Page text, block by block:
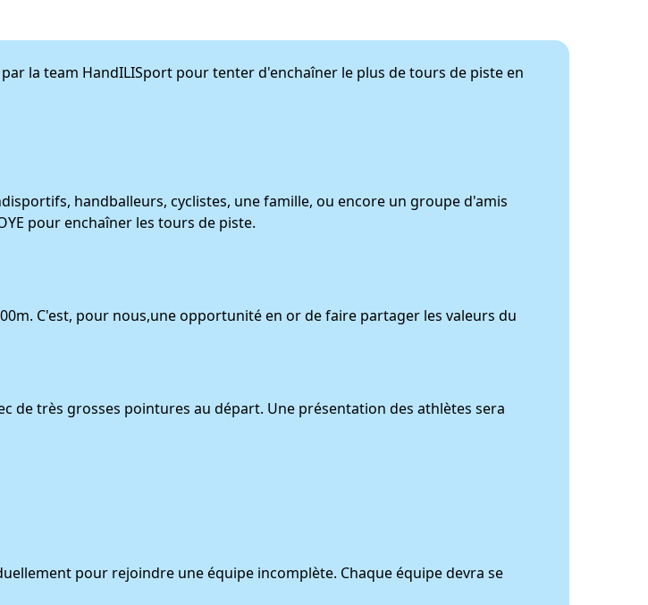
la team HandILISport pour tenter d'enchaîner le plus de tours de piste en
handballeurs, cyclistes, une famille, ou encore un groupe d'amis
pour enchaîner les tours de piste.
C'est, pour nous,une opportunité en or de faire partager les valeurs du
de très grosses pointures au départ. Une présentation des athlètes sera
pour rejoindre une équipe incomplète. Chaque équipe devra se